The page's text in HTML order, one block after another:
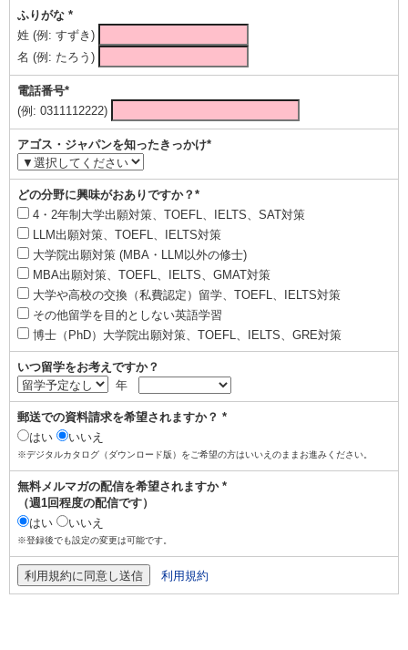
ふりがな *
姓 (例: すずき)
名 (例: たろう)
電話番号*
(例: 0311112222)
アゴス・ジャパンを知ったきっかけ*
どの分野に興味がおありですか？*
4・2年制大学出願対策、TOEFL、IELTS、SAT対策
LLM出願対策、TOEFL、IELTS対策
大学院出願対策 (MBA・LLM以外の修士)
MBA出願対策、TOEFL、IELTS、GMAT対策
大学や高校の交換（私費認定）留学、TOEFL、IELTS対策
その他留学を目的としない英語学習
博士（PhD）大学院出願対策、TOEFL、IELTS、GRE対策
いつ留学をお考えですか？
年
郵送での資料請求を希望されますか？ *
はい
いいえ
※デジタルカタログ（ダウンロード版）をご希望の方はいいえのままお進みください。
無料メルマガの配信を希望されますか *
（週1回程度の配信です）
はい
いいえ
※登録後でも設定の変更は可能です。
利用規約